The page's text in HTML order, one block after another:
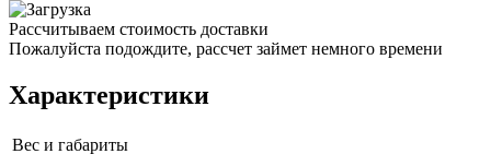
Рассчитываем стоимость доставки
Пожалуйста подождите, рассчет займет немного времени
Характеристики
Вес и габариты